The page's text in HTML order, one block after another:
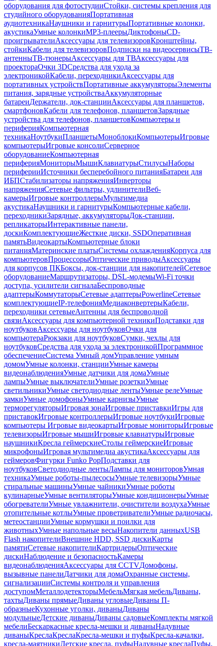
оборудования для фотостудииСтойки, системы крепления для
студийного оборудованияПортативная
аудиотехникаНаушники и гарнитурыПортативные колонки,
акустикаУмные колонкиMP3-плеерыДиктофоныCD-
проигрывателиАксессуары для телевизоровКронштейны,
стойкиКабели для телевизоровПодписки на видеосервисыТВ-
антенныТВ-тюнерыАксессуары для ТВАксессуары для
проектораОчки 3DСредства для ухода за
электроникойКабели, переходникиАксессуары для
портативных устройствПортативные аккумуляторыЭлементы
питания, зарядные устройстваАккумуляторные
батареиДержатели, док-станцииАксессуары для планшетов,
смартфоновКабели для телефонов, планшетовЗарядные
устройства для телефонов, планшетовКомпьютеры и
периферияКомпьютерная
техникаНоутбукиПланшетыМоноблокиКомпьютерыИгровые
компьютерыИгровые консолиСерверное
оборудованиеКомпьютерная
периферияМониторыМышиКлавиатурыСтилусыНаборы
периферииИсточники бесперебойного питанияБатареи для
ИБПСтабилизаторы напряженияИнверторы
напряженияСетевые фильтры, удлинителиВеб-
камерыИгровые контроллерыМультимедиа
акустикаНаушники и гарнитурыКомпьютерные кабели,
переходникиЗарядные, аккумуляторыДок-станции,
репликаторыИнтерактивные панели,
доскиКомплектующиеЖесткие диски, SSDОперативная
памятьВидеокартыКомпьютерные блоки
питанияМатеринские платыСистемы охлажденияКорпуса для
компьютеровПроцессорыОптические приводыАксессуары
для корпусов ПКБоксы, док-станции для накопителейСетевое
оборудованиеМаршрутизаторы, DSL-модемыWi-Fi точки
доступа, усилители сигналаБеспроводные
адаптерыКоммутаторыСетевые адаптерыPowerlineСетевые
комплектующиеIP-телефонияМедиаконвертерыКабели,
переходники сетевыеАнтенны для беспроводной
связиАксессуары для компьютерной техникиПодставки для
ноутбуковАксессуары для ноутбуковОчки для
компьютераРюкзаки для ноутбуковСумки, чехлы для
ноутбуковСредства для ухода за электроникойПрограммное
обеспечениеСистема Умный домУправление умным
домомУмные колонки, станцииУмные камеры
видеонаблюденияУмные датчики для домаУмные
лампыУмные выключателиУмные розеткиУмные
светильникиУмные светодиодные лентыУмные релеУмные
замкиУмные домофоныУмные карнизыУмные
терморегуляторыИгровая зонаИгровые приставкиИгры для
приставокИгровые контроллерыИгровые ноутбукиИгровые
компьютеры Игровые видеокартыИгровые мониторыИгровые
телевизорыИгровые мышиИгровые клавиатурыИгровые
наушникиКресла геймерскиеСтолы геймерскиеИгровые
микрофоныИгровая мультимедиа акустикаАксессуары для
геймеровФигурки Funko PopПодставки для
ноутбуковСветодиодные лентыЛампы для мониторовУмная
техникаУмные роботы-пылесосыУмные телевизорыУмные
стиральные машиныУмные чайникиУмные роботы
кулинарныеУмные вентиляторыУмные кондиционерыУмные
обогревателиУмные увлажнители, очистители воздухаУмные
отопительные котлыУмные проветривателиУмные радиочасы,
метеостанцииУмные кормушки и поилки для
животныхУмные напольные весыНакопители данныхUSB
Flash накопителиВнешние HDD, SSD дискиКарты
памятиСетевые накопителиКартридерыОптические
дискиНаблюдение и безопасностьКамеры
видеонаблюденияАксессуары для CCTVДомофоны,
вызывные панелиДатчики для домаОхранные системы,
сигнализацииСистемы контроля и управления
доступомМеталлодетекторыМебельМягкая мебельДиваны,
тахтыДиваны прямыеДиваны угловыеДиваны П-
образныеКухонные уголки, диваныДиваны
модульныеДетские диваныДиваны садовыеКомплекты мягкой
мебелиБескаркасные кресла-мешки и диваныНадувные
диваныКреслаКреслаКресла-мешки и пуфыКресла-качалки,
кресла-маятникиДетские кресла, пуфыНадувные креслаПуфы,